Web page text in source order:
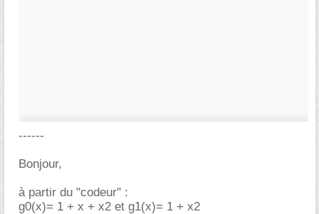
------
Bonjour,
à partir du "codeur" :
g0(x)= 1 + x + x2 et g1(x)= 1 + x2